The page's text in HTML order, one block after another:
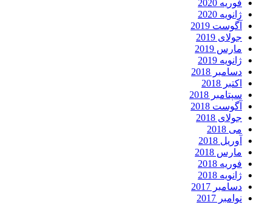
فوریه 2020
ژانویه 2020
آگوست 2019
جولای 2019
مارس 2019
ژانویه 2019
دسامبر 2018
اکتبر 2018
سپتامبر 2018
آگوست 2018
جولای 2018
می 2018
آوریل 2018
مارس 2018
فوریه 2018
ژانویه 2018
دسامبر 2017
نوامبر 2017